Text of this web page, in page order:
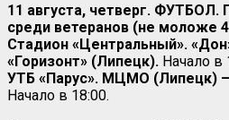
11 августа, четверг. ФУТБОЛ.
среди ветеранов (не моложе
Стадион «Центральный».
«Горизонт» (Липецк). Начало в
УТБ «Парус». МЦМО (Липецк)
Начало в 18:00.